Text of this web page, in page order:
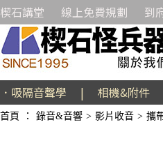
楔石講堂 線上免費規劃 到
．吸隔音聲學 | 相機&附件
首頁 ： 錄音&音響 > 影片收音 > 攜